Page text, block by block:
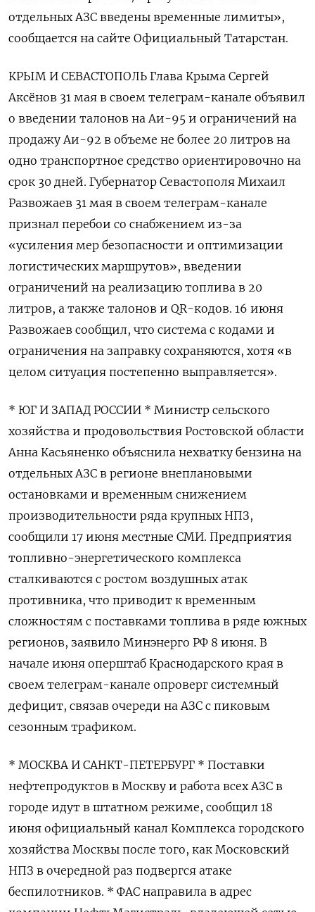
отдельных АЗС введены временные лимиты»,
сообщается ‌на сайте Официальный Татарстан.
КРЫМ И СЕВАСТОПОЛЬ Глава Крыма Сергей
Аксёнов 31 мая в своем телеграм-канале объявил
о введении талонов на Аи-95 и ограничений на
продажу Аи-92 в объеме не более 20 литров ​на
одно транспортное средство ориентировочно на
срок 30 дней. Губернатор Севастополя Михаил
Развожаев 31 мая в своем телеграм-канале
признал перебои со снабжением из-за
«усиления мер безопасности и оптимизации
логистических маршрутов», введении
ограничений на реализацию ‌топлива в 20
литров, а также талонов и QR-кодов. 16 июня
Развожаев сообщил, что система с кодами и
ограничения на заправку сохраняются, хотя «в
целом ситуация постепенно выправляется».
* ЮГ И ЗАПАД РОССИИ * Министр сельского
хозяйства и продовольствия Ростовской области
Анна Касьяненко объяснила нехватку бензина на
отдельных АЗС в регионе внеплановыми
остановками и временным снижением
производительности ряда крупных НПЗ,
сообщили ​17 июня местные СМИ. Предприятия
топливно-энергетического комплекса
сталкиваются с ростом воздушных ​атак
противника, что приводит к временным
сложностям с ‌поставками топлива в ряде южных
регионов, заявило Минэнерго РФ 8 июня. В
начале июня оперштаб Краснодарского края в
своем телеграм-канале опроверг системный
дефицит, связав очереди на АЗС с пиковым
сезонным трафиком.
* МОСКВА ​И САНКТ-ПЕТЕРБУРГ * Поставки
нефтепродуктов в Москву и работа всех АЗС в
городе идут в штатном режиме, сообщил 18
июня официальный канал Комплекса городского
хозяйства Москвы после того, как Московский
НПЗ в очередной раз подвергся атаке
беспилотников. * ФАС направила в адрес